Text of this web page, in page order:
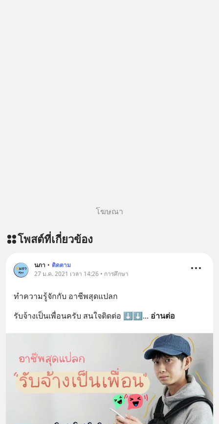
โฆษณา
โพสต์ที่เกี่ยวข้อง
นภา • ติดตาม
27 ม.ค. 2021 เวลา 14:26 • การศึกษา
ทำความรู้จักกับ อาชีพสุดแปลก
รับจ้างเป็นเพื่อนครับ สนใจติดต่อ ⬇️⬇️... อ่านต่อ